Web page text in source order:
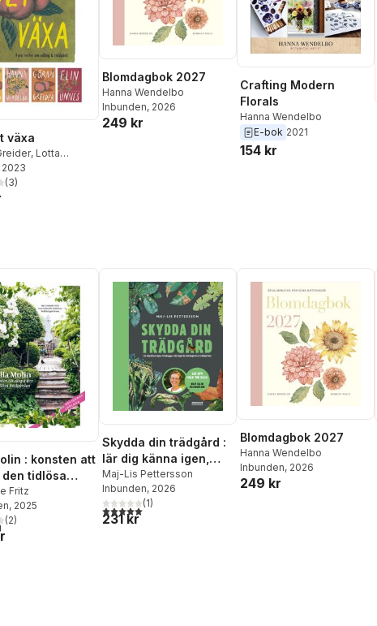
växa
, Lotta
,Elin Unnes
2023
stjärnor. Totalt antal röster:
(3)
Blomdagbok 2027
Hanna Wendelbo
Inbunden, 2026
249 kr
Crafting Modern
Florals
Hanna Wendelbo
E-bok 2021
154 kr
: konsten att
den tidlösa
Fritz
, 2025
stjärnor. Totalt antal röster:
(2)
Skydda din trädgård :
lär dig känna igen,
förebygga och
åtgärda skadegörare i
trädgården
Maj-Lis Pettersson
Inbunden, 2026
5,0utav 5 stjärnor. Totalt antal röster:
(1)
231 kr
Blomdagbok 2027
Hanna Wendelbo
Inbunden, 2026
249 kr